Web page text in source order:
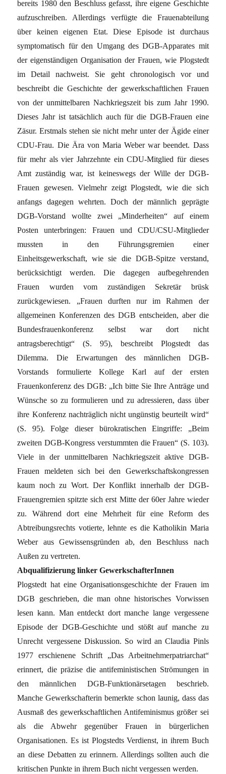
bereits 1980 den Beschluss gefasst, ihre eigene Geschichte
aufzuschreiben. Allerdings verfügte die Frauenabteilung
über keinen eigenen Etat. Diese Episode ist durchaus
symptomatisch für den Umgang des DGB-Apparates mit
der eigenständigen Organisation der Frauen, wie Plogstedt
im Detail nachweist. Sie geht chronologisch vor und
beschreibt die Geschichte der gewerkschaftlichen Frauen
von der unmittelbaren Nachkriegszeit bis zum Jahr 1990.
Dieses Jahr ist tatsächlich auch für die DGB-Frauen eine
Zäsur. Erstmals stehen sie nicht mehr unter der Ägide einer
CDU-Frau. Die Ära von Maria Weber war beendet. Dass
für mehr als vier Jahrzehnte ein CDU-Mitglied für dieses
Amt zuständig war, ist keineswegs der Wille der DGB-
Frauen gewesen. Vielmehr zeigt Plogstedt, wie die sich
anfangs dagegen wehrten. Doch der männlich geprägte
DGB-Vorstand wollte zwei „Minderheiten“ auf einem
Posten unterbringen: Frauen und CDU/CSU-Mitglieder
mussten in den Führungsgremien einer
Einheitsgewerkschaft, wie sie die DGB-Spitze verstand,
berücksichtigt werden. Die dagegen aufbegehrenden
Frauen wurden vom zuständigen Sekretär brüsk
zurückgewiesen. „Frauen durften nur im Rahmen der
allgemeinen Konferenzen des DGB entscheiden, aber die
Bundesfrauenkonferenz selbst war dort nicht
antragsberechtigt“ (S. 95), beschreibt Plogstedt das
Dilemma. Die Erwartungen des männlichen DGB-
Vorstands formulierte Kollege Karl auf der ersten
Frauenkonferenz des DGB: „Ich bitte Sie Ihre Anträge und
Wünsche so zu formulieren und zu adressieren, dass über
ihre Konferenz nachträglich nicht ungünstig beurteilt wird“
(S. 95). Folge dieser bürokratischen Eingriffe: „Beim
zweiten DGB-Kongress verstummten die Frauen“ (S. 103).
Viele in der unmittelbaren Nachkriegszeit aktive DGB-
Frauen meldeten sich bei den Gewerkschaftskongressen
kaum noch zu Wort. Der Konflikt innerhalb der DGB-
Frauengremien spitzte sich erst Mitte der 60er Jahre wieder
zu. Während dort eine Mehrheit für eine Reform des
Abtreibungsrechts votierte, lehnte es die Katholikin Maria
Weber aus Gewissensgründen ab, den Beschluss nach
Außen zu vertreten.
Abqualifizierung linker GewerkschafterInnen
Plogstedt hat eine Organisationsgeschichte der Frauen im
DGB geschrieben, die man ohne historisches Vorwissen
lesen kann. Man entdeckt dort manche lange vergessene
Episode der DGB-Geschichte und stößt auf manche zu
Unrecht vergessene Diskussion. So wird an Claudia Pinls
1977 erschienene Schrift „Das Arbeitnehmerpatriarchat“
erinnert, die präzise die antifeministischen Strömungen in
den männlichen DGB-Funktionärsetagen beschrieb.
Manche Gewerkschafterin bemerkte schon launig, dass das
Ausmaß des gewerkschaftlichen Antifeminismus größer sei
als die Abwehr gegenüber Frauen in bürgerlichen
Organisationen. Es ist Plogstedts Verdienst, in ihrem Buch
an diese Debatten zu erinnern. Allerdings sollten auch die
kritischen Punkte in ihrem Buch nicht vergessen werden.